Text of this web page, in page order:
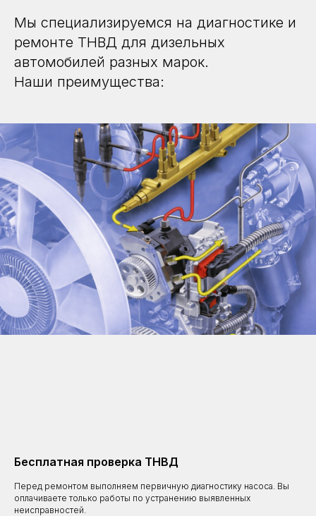
Мы специализируемся на диагностике и
ремонте ТНВД для дизельных
автомобилей разных марок.
Наши преимущества:
Бесплатная проверка ТНВД
Перед ремонтом выполняем первичную диагностику насоса. Вы
оплачиваете только работы по устранению выявленных
неисправностей.